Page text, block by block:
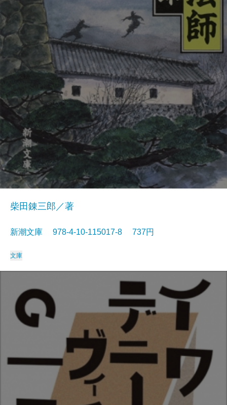
柴田錬三郎／著
新潮文庫 978-4-10-115017-8 737円
文庫